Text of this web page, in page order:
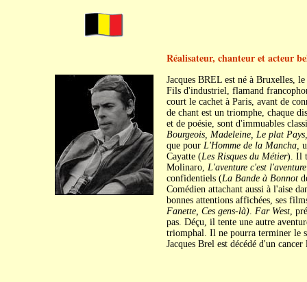
Réalisateur, chanteur et acteur
Jacques BREL est né à Bruxelles,
Fils d'industriel, flamand
court le cachet à Paris, avant de
de chant est un triomphe, chaque
et de poésie, sont d'immuables
Bourgeois, Madeleine, Le plat
que pour L'Homme de la Mancha,
Cayatte (Les Risques du Métier). Il
Molinaro, L'aventure c'est l'aventure
confidentiels (La Bande à Bonnot
Comédien attachant aussi à l'aise
bonnes attentions affichées, ses
Fanette, Ces gens-là). Far West,
pas. Déçu, il tente une autre
triomphal. Il ne pourra terminer le
Jacques Brel est décédé d'un